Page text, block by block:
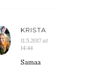
KRISTA
11.5.2017 at
14:44
Samaa